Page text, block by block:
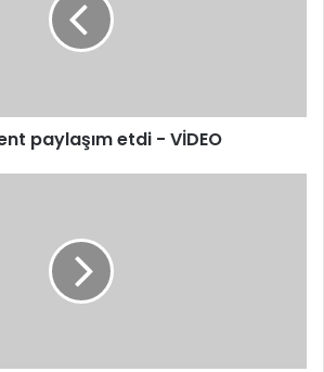
paylaşım etdi - VİDEO